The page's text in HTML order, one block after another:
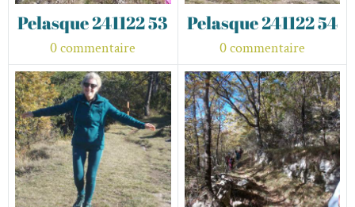
Pelasque 241122 53
0 commentaire
Pelasque 241122 54
0 commentaire